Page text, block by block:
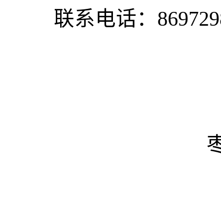
联系电话：